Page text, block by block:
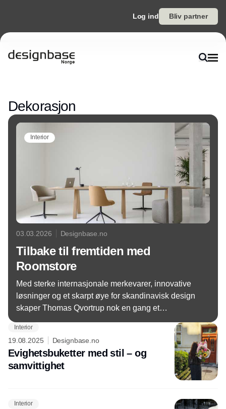
Log ind Bliv partner
Dekorasjon
Interior
03.03.2026 Designbase.no
Tilbake til fremtiden med
Roomstore
Med sterke internasjonale merkevarer, innovative
løsninger og et skarpt øye for skandinavisk design
skaper Thomas Qvortrup nok en gang et
med sin relansering av Roomstore. Og ambisjonen
er å igjen bli en av Skandinavias ledende
distributører av internasjonal design.
Interior
19.08.2025 Designbase.no
Evighetsbuketter med stil – og
samvittighet
Interior